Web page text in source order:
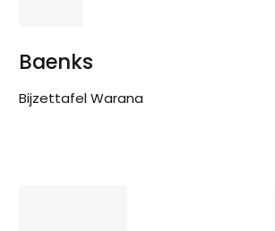
Baenks
Bijzettafel Warana